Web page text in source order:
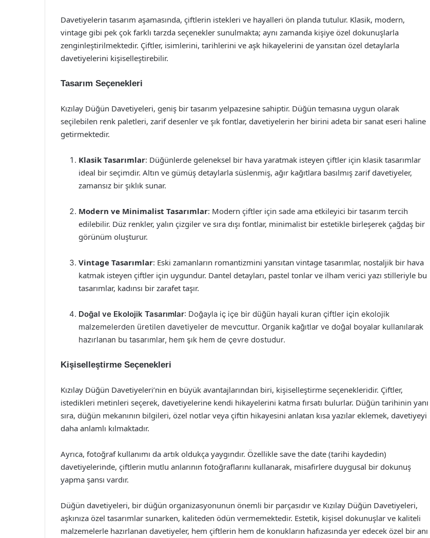
Davetiyelerin tasarım aşamasında, çiftlerin istekleri ve hayalleri ön planda tutulur. Klasik, modern,
vintage gibi pek çok farklı tarzda seçenekler sunulmakta; aynı zamanda kişiye özel dokunuşlarla
zenginleştirilmektedir. Çiftler, isimlerini, tarihlerini ve aşk hikayelerini de yansıtan özel detaylarla
davetiyelerini kişiselleştirebilir.
Tasarım Seçenekleri
Kızılay Düğün Davetiyeleri, geniş bir tasarım yelpazesine sahiptir. Düğün temasına uygun olarak
seçilebilen renk paletleri, zarif desenler ve şık fontlar, davetiyelerin her birini adeta bir sanat eseri haline
getirmektedir.
Klasik Tasarımlar: Düğünlerde geleneksel bir hava yaratmak isteyen çiftler için klasik tasarımlar
ideal bir seçimdir. Altın ve gümüş detaylarla süslenmiş, ağır kağıtlara basılmış zarif davetiyeler,
zamansız bir şıklık sunar.
Modern ve Minimalist Tasarımlar: Modern çiftler için sade ama etkileyici bir tasarım tercih
edilebilir. Düz renkler, yalın çizgiler ve sıra dışı fontlar, minimalist bir estetikle birleşerek çağdaş bir
görünüm oluşturur.
Vintage Tasarımlar: Eski zamanların romantizmini yansıtan vintage tasarımlar, nostaljik bir hava
katmak isteyen çiftler için uygundur. Dantel detayları, pastel tonlar ve ilham verici yazı stilleriyle bu
tasarımlar, kadınsı bir zarafet taşır.
Doğal ve Ekolojik Tasarımlar: Doğayla iç içe bir düğün hayali kuran çiftler için ekolojik
malzemelerden üretilen davetiyeler de mevcuttur. Organik kağıtlar ve doğal boyalar kullanılarak
hazırlanan bu tasarımlar, hem şık hem de çevre dostudur.
Kişiselleştirme Seçenekleri
Kızılay Düğün Davetiyeleri’nin en büyük avantajlarından biri, kişiselleştirme seçenekleridir. Çiftler,
istedikleri metinleri seçerek, davetiyelerine kendi hikayelerini katma fırsatı bulurlar. Düğün tarihinin yanı
sıra, düğün mekanının bilgileri, özel notlar veya çiftin hikayesini anlatan kısa yazılar eklemek, davetiyeyi
daha anlamlı kılmaktadır.
Ayrıca, fotoğraf kullanımı da artık oldukça yaygındır. Özellikle save the date (tarihi kaydedin)
davetiyelerinde, çiftlerin mutlu anlarının fotoğraflarını kullanarak, misafirlere duygusal bir dokunuş
yapma şansı vardır.
Düğün davetiyeleri, bir düğün organizasyonunun önemli bir parçasıdır ve Kızılay Düğün Davetiyeleri,
aşkınıza özel tasarımlar sunarken, kaliteden ödün vermemektedir. Estetik, kişisel dokunuşlar ve kaliteli
malzemelerle hazırlanan davetiyeler, hem çiftlerin hem de konukların hafızasında yer edecek özel bir anı